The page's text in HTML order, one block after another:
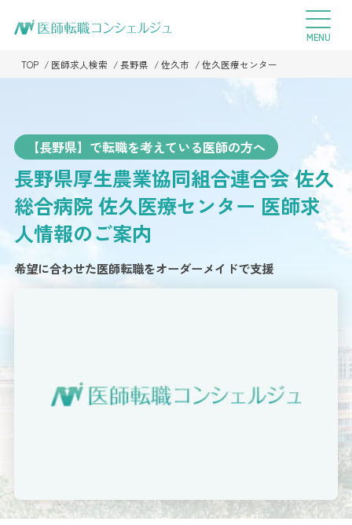
TOP 医師求人検索 長野県 佐久市 佐久医療センター
【長野県】で転職を考えている医師の方へ
長野県厚生農業協同組合連合会 佐久
総合病院 佐久医療センター 医師求
人情報のご案内
希望に合わせた医師転職をオーダーメイドで支援